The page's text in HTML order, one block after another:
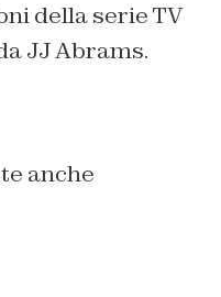
della serie TV
JJ Abrams.
anche